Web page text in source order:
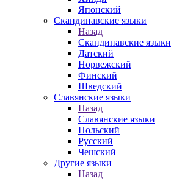
Японский
Скандинавские языки
Назад
Скандинавские языки
Датский
Норвежский
Финский
Шведский
Славянские языки
Назад
Славянские языки
Польский
Русский
Чешский
Другие языки
Назад